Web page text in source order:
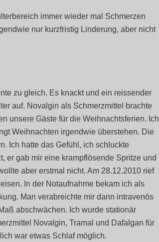
immer wieder mal Schmerzen
nur kurzfristig Linderung, aber nicht
zu gleich. Es knackt und ein reissender
auf. Novalgin als Schmerzmittel brachte
unsere Gäste für die Weihnachtsferien. Ich
Weihnachten irgendwie überstehen. Die
Ich hatte das Gefühl, ich schluckte
er gab mir eine krampflösende Spritze und
aber erstmal nicht. Am 28.12.2010 rief
In der Notaufnahme bekam ich als
Man verabreichte mir dann intravenös
abschwächen. Ich wurde stationär
Novalgin, Tramal und Dafalgan für
war etwas Schlaf möglich.